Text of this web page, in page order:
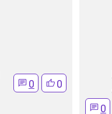
0 0
0